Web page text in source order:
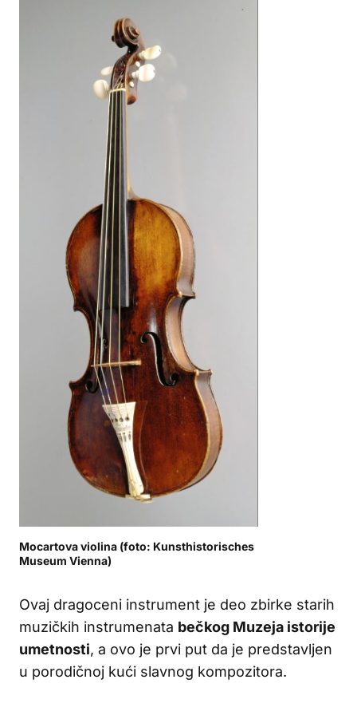
Mocartova violina (foto: Kunsthistorisches
Museum Vienna)
Ovaj dragoceni instrument je deo zbirke starih
muzičkih instrumenata bečkog Muzeja istorije
umetnosti, a ovo je prvi put da je predstavljen
u porodičnoj kući slavnog kompozitora.